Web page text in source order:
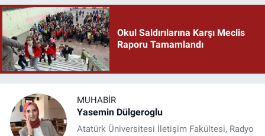
Okul Saldırılarına Karşı Meclis
Raporu Tamamlandı
MUHABIR
Yasemin Dülgeroglu
Atatürk Üniversitesi İletişim Fakültesi, Radyo